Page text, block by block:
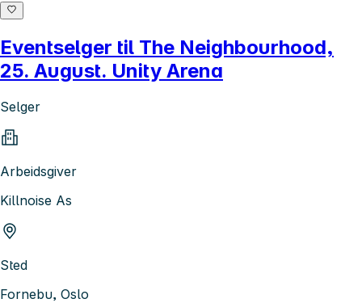
Eventselger til The Neighbourhood,
25. August. Unity Arena
Selger
Arbeidsgiver
Killnoise As
Sted
Fornebu, Oslo